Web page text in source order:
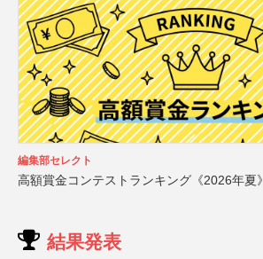
編集部セレクト
高額賞金コンテストランキング《2026年夏》
結果発表